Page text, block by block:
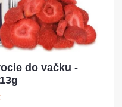
do vačku -